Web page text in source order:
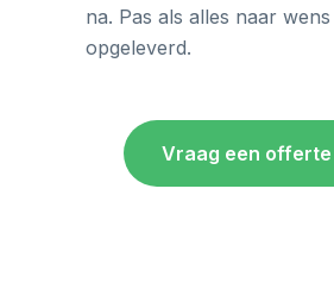
na. Pas als alles naar
opgeleverd.
Vraag een offerte